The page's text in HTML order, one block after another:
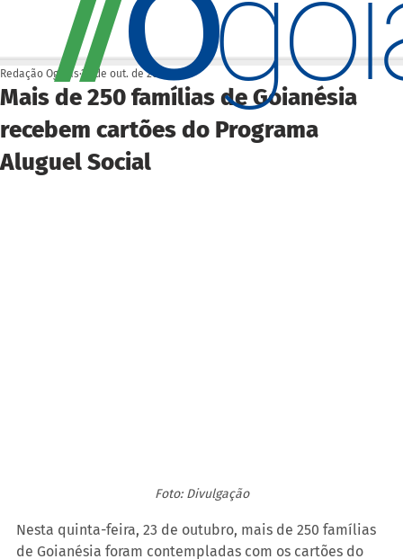
Mais de 250 famílias de Goianésia
recebem cartões do Programa
Aluguel Social
Redação Ogoiás 23 de out. de 2025
Foto: Divulgação
Nesta quinta-feira, 23 de outubro, mais de 250 famílias
de Goianésia foram contempladas com os cartões do